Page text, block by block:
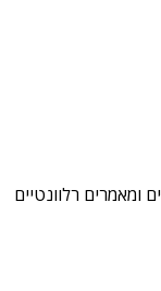
רלוונטיים